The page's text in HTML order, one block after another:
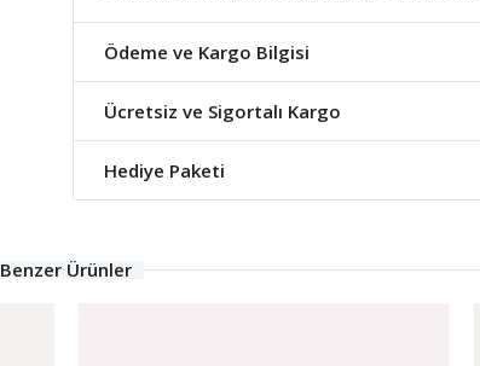
Ödeme ve Kargo Bilgisi
Ücretsiz ve Sigortalı Kargo
Hediye Paketi
Benzer Ürünler